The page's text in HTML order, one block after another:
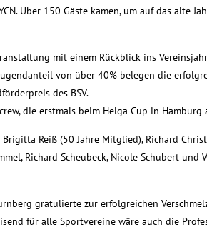
Über 150 Gäste kamen, um auf das alte
mit einem Rückblick ins
von über 40% belegen die
des BSV.
die erstmals beim Helga Cup in Hamburg
Reiß (50 Jahre Mitglied), Richard
Richard Scheubeck, Nicole Schubert und
gratulierte zur erfolgreichen
für alle Sportvereine wäre auch die